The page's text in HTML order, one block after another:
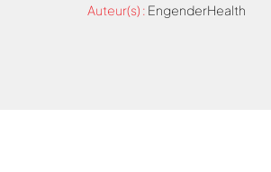
Auteur(s) : EngenderHealth